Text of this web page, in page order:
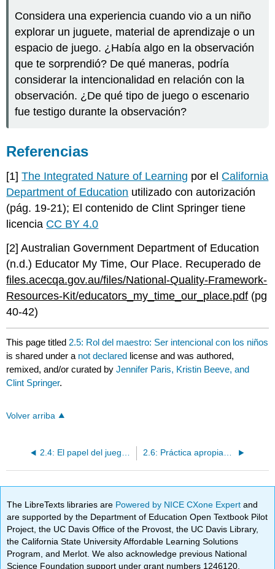
Considera una experiencia cuando vio a un niño
explorar un juguete, material de aprendizaje o un
espacio de juego. ¿Había algo en la observación
que te sorprendió? De qué maneras, podría
considerar la intencionalidad en relación con la
observación. ¿De qué tipo de juego o escenario
fue testigo durante la observación?
Referencias
[1]The Integrated Nature of Learning por el California
Department of Education utilizado con autorización
(pág. 19-21); El contenido de Clint Springer tiene
licencia CC BY 4.0
[2] Australian Government Department of Education
(n.d.) Educator My Time, Our Place. Recuperado de
files.acecqa.gov.au/files/National-Quality-Framework-
Resources-Kit/educators_my_time_our_place.pdf (pg
40-42)
This page titled 2.5: Rol del maestro: Ser intencional con los niños
is shared under a not declared license and was authored,
remixed, and/or curated byJennifer Paris, Kristin Beeve, and
Clint Springer.
Volver arriba
2.4: El papel del juego en el aprendizaje y el desarrollo de los niños 2.6: Práctica apropiada para el desarrollo
The LibreTexts libraries are Powered by NICE CXone Expertand
are supported by the Department of Education Open Textbook Pilot
Project, the UC Davis Office of the Provost, the UC Davis Library,
the California State University Affordable Learning Solutions
Program, and Merlot. We also acknowledge previous National
Science Foundation support under grant numbers 1246120,